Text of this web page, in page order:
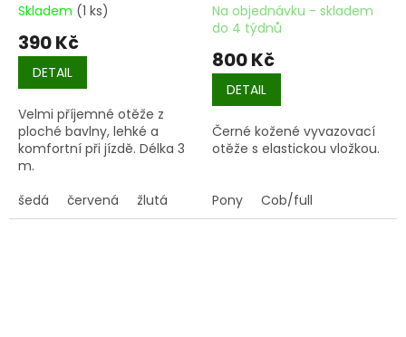
Skladem (1 ks)
390 Kč
DETAIL
Velmi příjemné otěže z
ploché bavlny, lehké a
komfortní při jízdě. Délka 3
m.
šedá
červená žlutá
Na objednávku - skladem
do 4 týdnů
800 Kč
DETAIL
Černé kožené vyvazovací
otěže s elastickou vložkou.
Pony Cob/full